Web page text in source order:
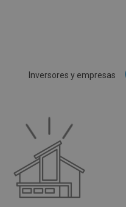
Inversores y empresas